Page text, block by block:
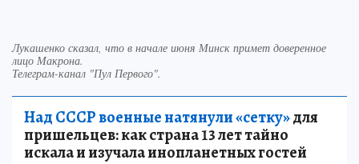
Лукашенко сказал, что в начале июня Минск примет доверенное
лицо Макрона.
Телеграм-канал "Пул Первого".
Над СССР военные натянули «сетку»для
пришельцев: как страна 13 лет тайно
искала и изучала инопланетных гостей